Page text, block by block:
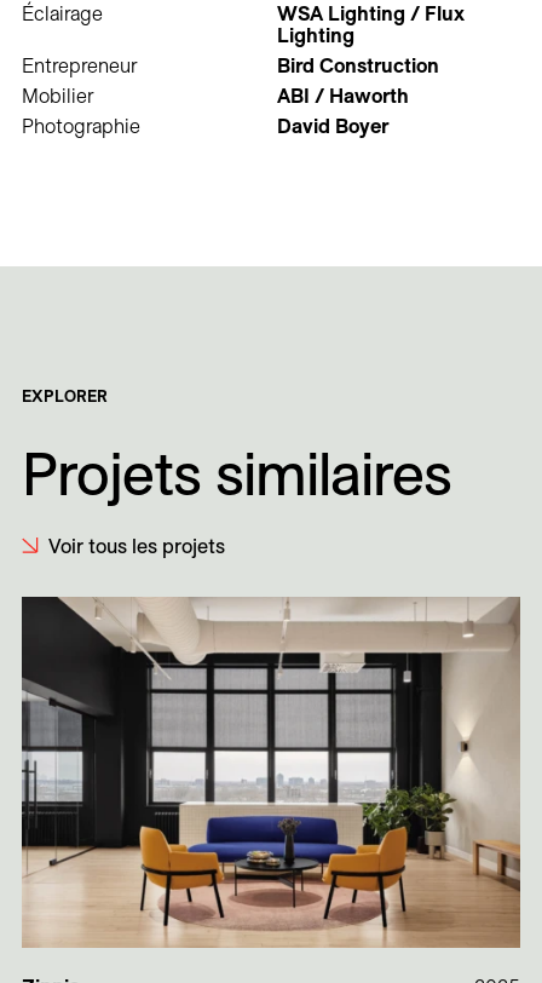
Éclairage
WSA Lighting / Flux
Lighting
Entrepreneur
Bird Construction
Mobilier
ABI / Haworth
Photographie
David Boyer
EXPLORER
Projets similaires
Voir tous les projets